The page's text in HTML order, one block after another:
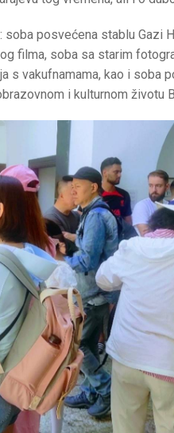
posvećena stablu Gazi
filma, soba sa starim
s vakufnamama, kao i soba
i kulturnom životu